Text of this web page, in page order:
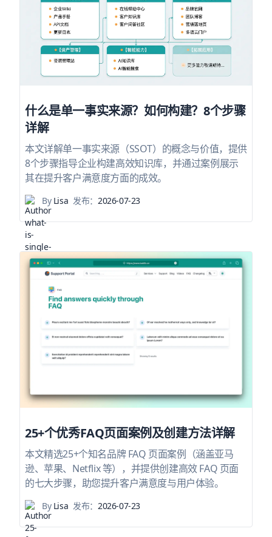
什么是单一事实来源？如何构建？8个步骤
详解
本文详解单一事实来源（SSOT）的概念与价值，提供
8个步骤指导企业构建高效知识库，并通过案例展示
其在提升客户满意度方面的成效。
ByLisa 发布：2026-07-23
25+个优秀FAQ页面案例及创建方法详解
本文精选25+个知名品牌 FAQ 页面案例（涵盖亚马
逊、苹果、Netflix 等），并提供创建高效 FAQ 页面
的七大步骤，助您提升客户满意度与用户体验。
ByLisa 发布：2026-07-23